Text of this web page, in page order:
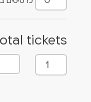
tickets
כ
מ